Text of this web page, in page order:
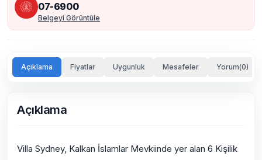
07-6900
Belgeyi Görüntüle
Açıklama Fiyatlar Uygunluk Mesafeler Yorum(0)
Açıklama
Villa Sydney, Kalkan İslamlar Mevkiinde yer alan 6 Kişilik